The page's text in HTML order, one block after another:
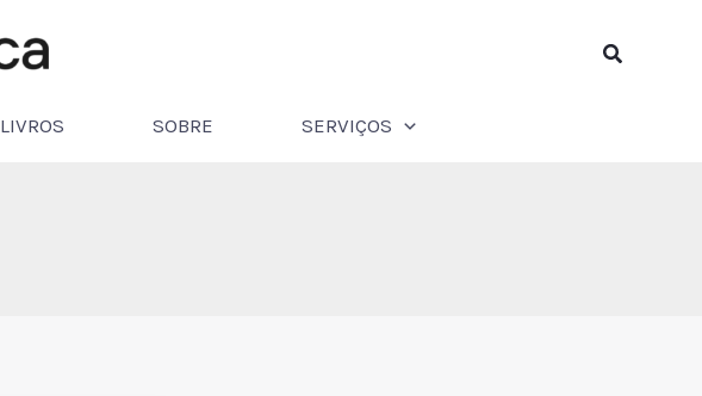
Pesquisar
LIVROS SOBRE SERVIÇOS